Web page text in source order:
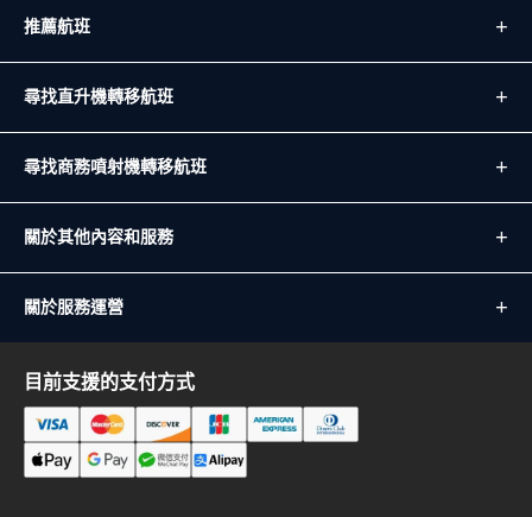
推薦航班
尋找直升機轉移航班
尋找商務噴射機轉移航班
關於其他內容和服務
關於服務運營
目前支援的支付方式